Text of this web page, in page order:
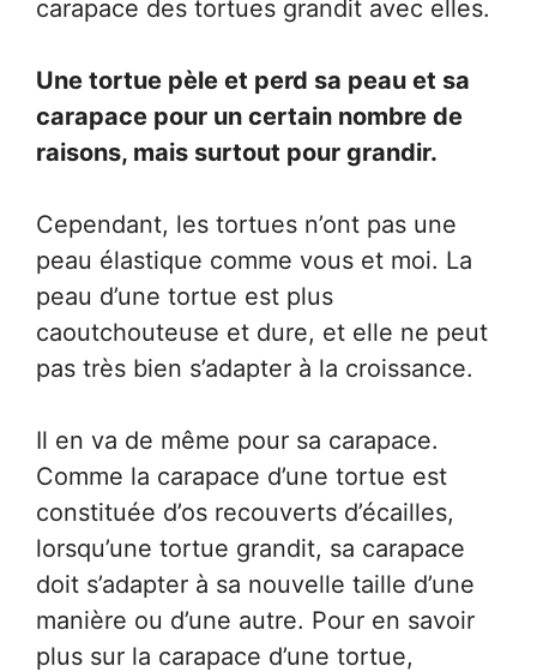
carapace des tortues grandit avec elles.
Une tortue pèle et perd sa peau et sa
carapace pour un certain nombre de
raisons, mais surtout pour grandir.
Cependant, les tortues n’ont pas une
peau élastique comme vous et moi. La
peau d’une tortue est plus
caoutchouteuse et dure, et elle ne peut
pas très bien s’adapter à la croissance.
Il en va de même pour sa carapace.
Comme la carapace d’une tortue est
constituée d’os recouverts d’écailles,
lorsqu’une tortue grandit, sa carapace
doit s’adapter à sa nouvelle taille d’une
manière ou d’une autre. Pour en savoir
plus sur la carapace d’une tortue,